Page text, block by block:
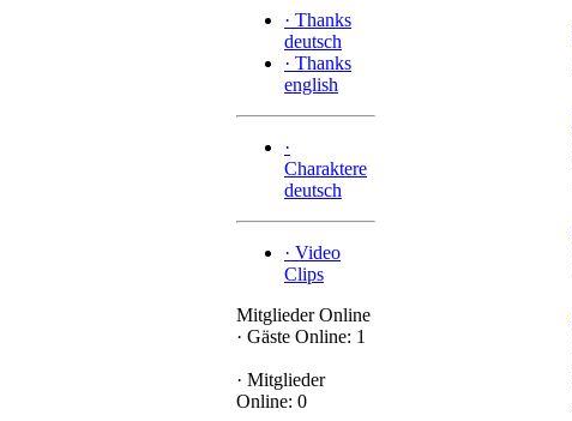
· Thanks
deutsch
· Thanks
english
·
Charaktere
deutsch
· Video
Clips
Mitglieder Online
· Gäste Online: 1
· Mitglieder
Online: 0